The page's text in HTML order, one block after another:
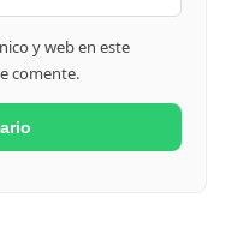
y web en este
comente.